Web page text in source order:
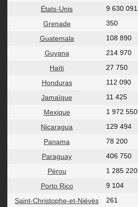
États-Unis
9 630 091
Grenade
350
Guatemala
108 890
Guyana
214 970
Haïti
27 750
Honduras
112 090
Jamaïque
11 425
Mexique
1 972 550
Nicaragua
129 494
Panama
78 200
Paraguay
406 750
Pérou
1 285 220
Porto Rico
9 104
Saint-Christophe-et-Niévès
261